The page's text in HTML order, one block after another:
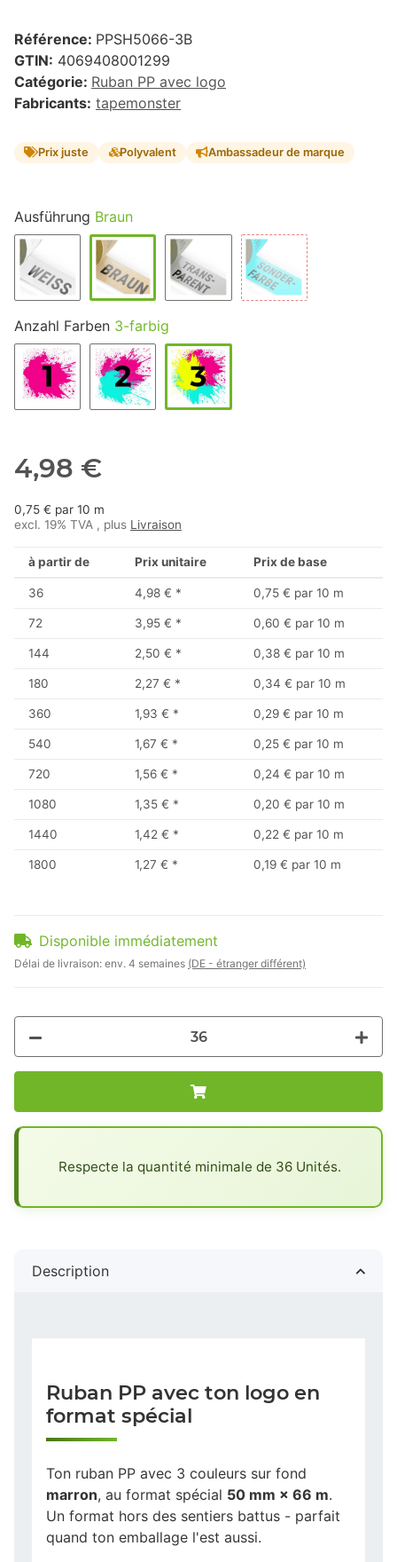
Référence: PPSH5066-3B
GTIN: 4069408001299
Catégorie: Ruban PP avec logo
Fabricants: tapemonster
Prix juste Polyvalent Ambassadeur de marque
Ausführung Braun
Anzahl Farben 3-farbig
4,98 €
0,75 € par 10 m
excl. 19% TVA , plus Livraison
à partir de Prix unitaire Prix de base
36 4,98 € * 0,75 € par 10 m
72 3,95 € * 0,60 € par 10 m
144 2,50 € * 0,38 € par 10 m
180 2,27 € * 0,34 € par 10 m
360 1,93 € * 0,29 € par 10 m
540 1,67 € * 0,25 € par 10 m
720 1,56 € * 0,24 € par 10 m
1080 1,35 € * 0,20 € par 10 m
1440 1,42 € * 0,22 € par 10 m
1800 1,27 € * 0,19 € par 10 m
Disponible immédiatement
Délai de livraison: env. 4 semaines (DE - étranger différent)
Respecte la quantité minimale de 36 Unités.
Description
Ruban PP avec ton logo en
format spécial
Ton ruban PP avec 3 couleurs sur fond
marron, au format spécial 50 mm × 66 m.
Un format hors des sentiers battus - parfait
quand ton emballage l'est aussi.